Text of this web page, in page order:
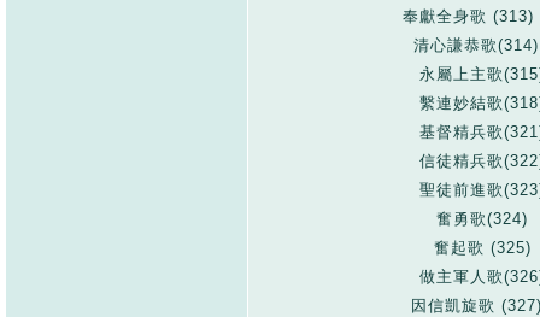
奉獻全身歌 (313)
清心謙恭歌
永屬上主歌
繫連妙結歌
基督精兵歌
信徒精兵歌
聖徒前進歌
奮勇歌(324)
奮起歌 (325)
做主軍人歌
因信凱旋歌